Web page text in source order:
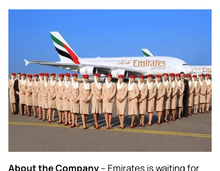
About the Company– Emirates is waiting for